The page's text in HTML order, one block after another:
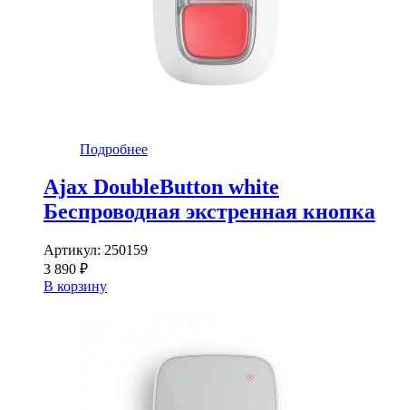
Подробнее
Ajax DoubleButton white
Беспроводная экстренная кнопка
Артикул: 250159
3 890 ₽
В корзину